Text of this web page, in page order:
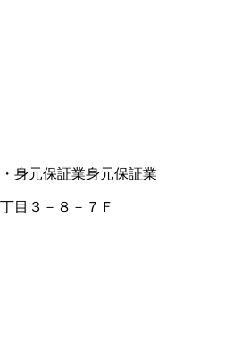
身元保証業身元保証業
目３－８－７Ｆ